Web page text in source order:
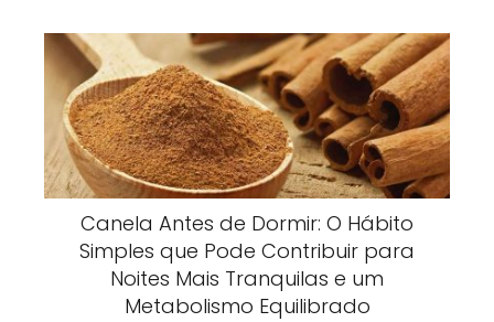
Canela Antes de Dormir: O Hábito
Simples que Pode Contribuir para
Noites Mais Tranquilas e um
Metabolismo Equilibrado